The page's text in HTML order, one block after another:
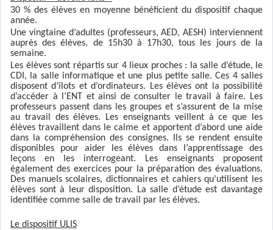
30 % des élèves en moyenne bénéficient du dispositif chaque
année.
Une vingtaine d’adultes (professeurs, AED, AESH) interviennent
auprès des élèves, de 15h30 à 17h30, tous les jours de la
semaine.
Les élèves sont répartis sur 4 lieux proches : la salle d’étude, le
CDI, la salle informatique et une plus petite salle. Ces 4 salles
disposent d’îlots et d’ordinateurs. Les élèves ont la possibilité
d’accéder à l’ENT et ainsi de consulter le travail à faire. Les
professeurs passent dans les groupes et s’assurent de la mise
au travail des élèves. Les enseignants veillent à ce que les
élèves travaillent dans le calme et apportent d’abord une aide
dans la compréhension des consignes. Ils se rendent ensuite
disponibles pour aider les élèves dans l’apprentissage des
leçons en les interrogeant. Les enseignants proposent
également des exercices pour la préparation des évaluations.
Des manuels scolaires, dictionnaires et cahiers qu’utilisent les
élèves sont à leur disposition. La salle d’étude est davantage
identifiée comme salle de travail par les élèves.
Le dispositif ULIS